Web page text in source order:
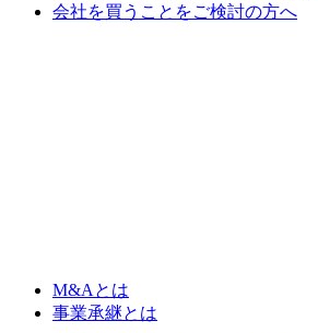
会社を買うことをご検討の方へ
M&Aとは
事業承継とは